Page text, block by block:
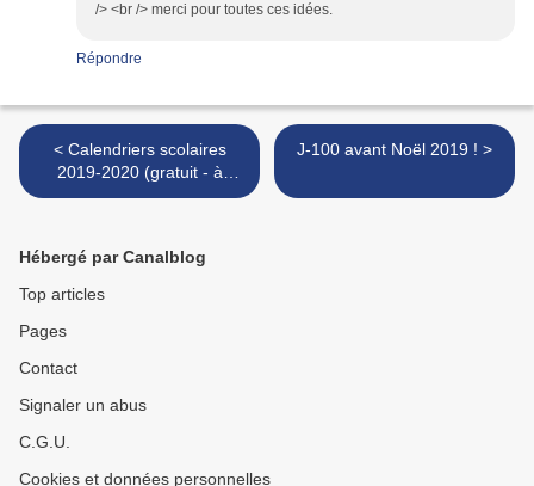
/> <br /> merci pour toutes ces idées.
Répondre
< Calendriers scolaires
2019-2020 (gratuit - à
imprimer)
J-100 avant Noël 2019 ! >
Hébergé par Canalblog
Top articles
Pages
Contact
Signaler un abus
C.G.U.
Cookies et données personnelles